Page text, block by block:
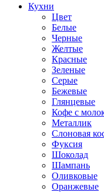
Кухни
Цвет
Белые
Черные
Желтые
Красные
Зеленые
Серые
Бежевые
Глянцевые
Кофе с
Металлик
Слоновая
Фуксия
Шоколад
Шампань
Оливковые
Оранжевые